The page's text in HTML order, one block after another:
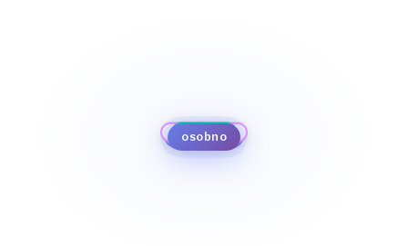
osobno
oddzielnie
rozdzielnie
samodzielnie
niezależnie
odrębnie